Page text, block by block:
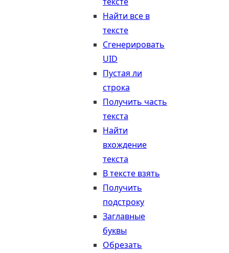
Найти все в
тексте
Сгенерировать
UID
Пустая ли
строка
Получить часть
текста
Найти
вхождение
текста
В тексте взять
Получить
подстроку
Заглавные
буквы
Обрезать